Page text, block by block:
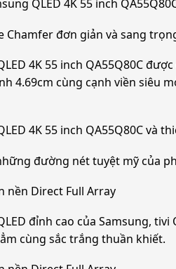
QLED 4K 55 inch
Chamfer đơn giản và sang
4K 55 inch QA55Q80C
4.69cm cùng cạnh viền siêu
4K 55 inch QA55Q80C và
đường nét tuyệt mỹ của
nền Direct Full Array
đỉnh cao của Samsung,
cùng sắc trắng thuần khiết.